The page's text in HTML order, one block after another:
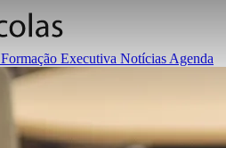
Formação Executiva Notícias Agenda